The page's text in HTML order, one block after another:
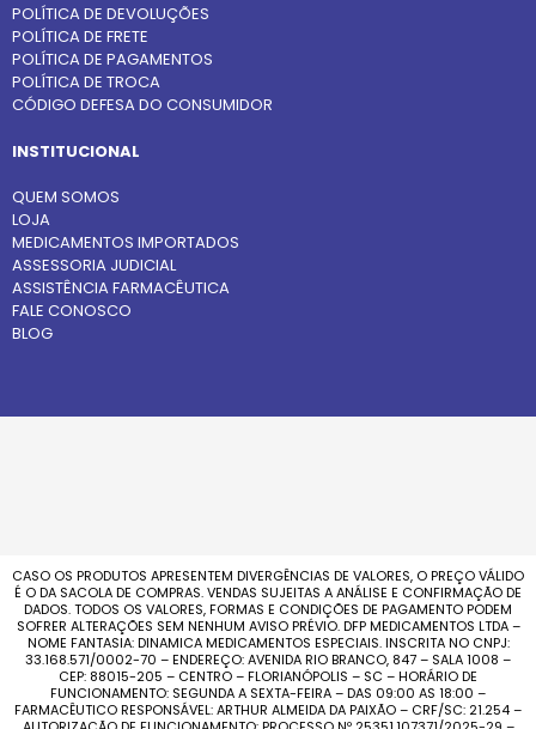
POLÍTICA DE DEVOLUÇÕES
POLÍTICA DE FRETE
POLÍTICA DE PAGAMENTOS
POLÍTICA DE TROCA
CÓDIGO DEFESA DO CONSUMIDOR
INSTITUCIONAL
QUEM SOMOS
LOJA
MEDICAMENTOS IMPORTADOS
ASSESSORIA JUDICIAL
ASSISTÊNCIA FARMACÊUTICA
FALE CONOSCO
BLOG
CASO OS PRODUTOS APRESENTEM DIVERGÊNCIAS DE VALORES, O PREÇO VÁLIDO
É O DA SACOLA DE COMPRAS. VENDAS SUJEITAS A ANÁLISE E CONFIRMAÇÃO DE
DADOS. TODOS OS VALORES, FORMAS E CONDIÇÕES DE PAGAMENTO PODEM
SOFRER ALTERAÇÕES SEM NENHUM AVISO PRÉVIO. DFP MEDICAMENTOS LTDA –
NOME FANTASIA: DINAMICA MEDICAMENTOS ESPECIAIS. INSCRITA NO CNPJ:
33.168.571/0002-70 – ENDEREÇO: AVENIDA RIO BRANCO, 847 – SALA 1008 –
CEP: 88015-205 – CENTRO – FLORIANÓPOLIS – SC – HORÁRIO DE
FUNCIONAMENTO: SEGUNDA A SEXTA-FEIRA – DAS 09:00 AS 18:00 –
FARMACÊUTICO RESPONSÁVEL: ARTHUR ALMEIDA DA PAIXÃO – CRF/SC: 21.254 –